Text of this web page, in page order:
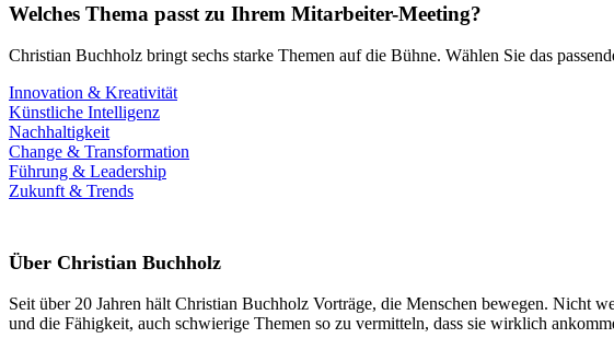
Welches Thema passt zu Ihrem Mitarbeiter-Meeting?
Christian Buchholz bringt sechs starke Themen auf die Bühne. Wählen Sie das
Innovation & Kreativität
Künstliche Intelligenz
Nachhaltigkeit
Change & Transformation
Führung & Leadership
Zukunft & Trends
Über Christian Buchholz
Seit über 20 Jahren hält Christian Buchholz Vorträge, die Menschen bewegen. Nicht
und die Fähigkeit, auch schwierige Themen so zu vermitteln, dass sie wirklich